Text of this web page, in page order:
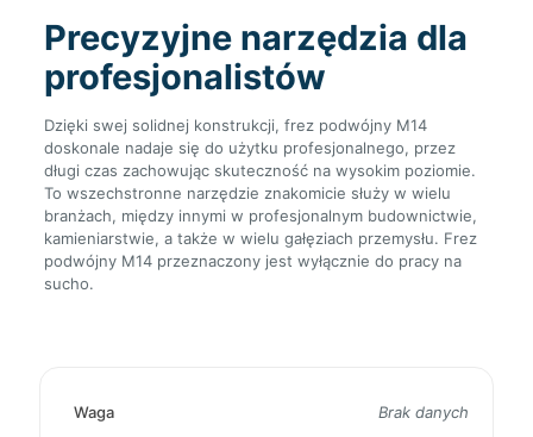
Precyzyjne narzędzia dla
profesjonalistów
Dzięki swej solidnej konstrukcji, frez podwójny M14
doskonale nadaje się do użytku profesjonalnego, przez
długi czas zachowując skuteczność na wysokim poziomie.
To wszechstronne narzędzie znakomicie służy w wielu
branżach, między innymi w profesjonalnym budownictwie,
kamieniarstwie, a także w wielu gałęziach przemysłu. Frez
podwójny M14 przeznaczony jest wyłącznie do pracy na
sucho.
Waga Brak danych